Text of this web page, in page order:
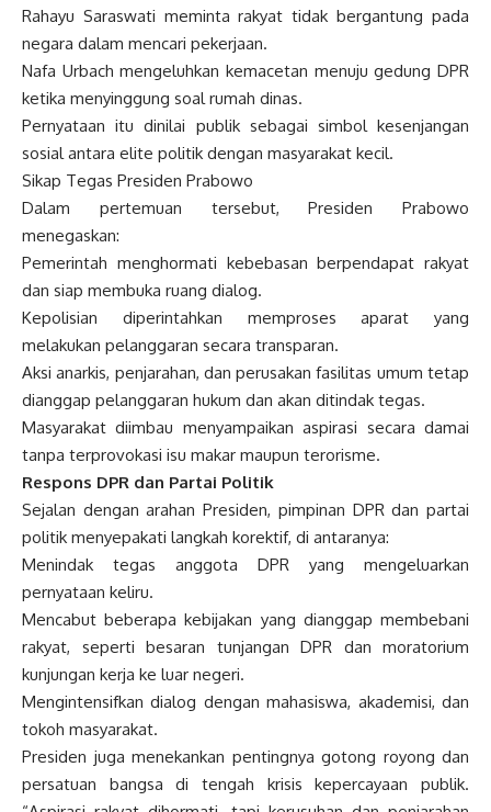
Rahayu Saraswati meminta rakyat tidak bergantung pada
negara dalam mencari pekerjaan.
Nafa Urbach mengeluhkan kemacetan menuju gedung DPR
ketika menyinggung soal rumah dinas.
Pernyataan itu dinilai publik sebagai simbol kesenjangan
sosial antara elite politik dengan masyarakat kecil.
Sikap Tegas Presiden Prabowo
Dalam pertemuan tersebut, Presiden Prabowo
menegaskan:
Pemerintah menghormati kebebasan berpendapat rakyat
dan siap membuka ruang dialog.
Kepolisian diperintahkan memproses aparat yang
melakukan pelanggaran secara transparan.
Aksi anarkis, penjarahan, dan perusakan fasilitas umum tetap
dianggap pelanggaran hukum dan akan ditindak tegas.
Masyarakat diimbau menyampaikan aspirasi secara damai
tanpa terprovokasi isu makar maupun terorisme.
Respons DPR dan Partai Politik
Sejalan dengan arahan Presiden, pimpinan DPR dan partai
politik menyepakati langkah korektif, di antaranya:
Menindak tegas anggota DPR yang mengeluarkan
pernyataan keliru.
Mencabut beberapa kebijakan yang dianggap membebani
rakyat, seperti besaran tunjangan DPR dan moratorium
kunjungan kerja ke luar negeri.
Mengintensifkan dialog dengan mahasiswa, akademisi, dan
tokoh masyarakat.
Presiden juga menekankan pentingnya gotong royong dan
persatuan bangsa di tengah krisis kepercayaan publik.